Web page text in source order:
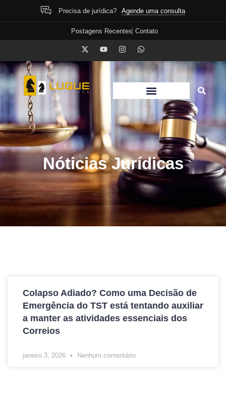
Precisa de jurídica? Agende uma consulta
Postagens Recentes Contato
Nóticias Jurídicas
Colapso Adiado? Como uma Decisão de
Emergência do TST está tentando auxiliar
a manter as atividades essenciais dos
Correios
janeiro 3, 2026 Nenhum comentário